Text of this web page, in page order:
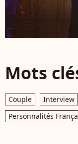
Mots
Couple Interview
Personnalités